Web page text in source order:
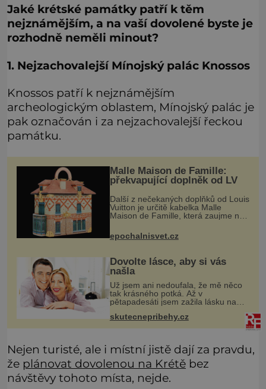
Jaké krétské památky patří k těm
nejznámějším, a na vaší dovolené byste je
rozhodně neměli minout?
1. Nejzachovalejší Mínojský palác Knossos
Knossos patří k nejznámějším
archeologickým oblastem, Mínojský palác je
pak označován i za nejzachovalejší řeckou
památku.
Malle Maison de Famille:
překvapující doplněk od LV
Další z nečekaných doplňků od Louis
Vuitton je určitě kabelka Malle
Maison de Famille, která zaujme na
doplněk ani kabelka na párty, ale
symbol tradice a bohaté histor
epochalnisvet.cz
Dovolte lásce, aby si vás
našla
Už jsem ani nedoufala, že mě něco
tak krásného potká. Až v
pětapadesáti jsem zažila lásku na
vdávala, když mi bylo dvacet. Oba
jsme byli mladí a byl to tak říkajíc
skutecnepribehy.cz
Nejen turisté, ale i místní jistě dají za pravdu,
že plánovat dovolenou na Krétě bez
návštěvy tohoto místa, nejde.